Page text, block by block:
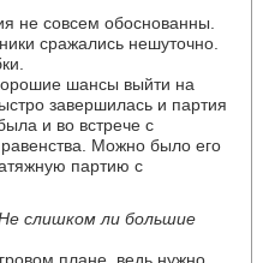
не совсем обоснованны.
сражались нешуточно.
шансы выйти на
завершилась и партия
и во встрече с
Можно было его
партию с
слишком ли большие